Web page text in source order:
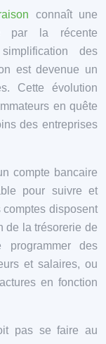
connaît une
par la récente
des
est devenue un
Cette évolution
en quête
des entreprises
compte bancaire
pour suivre et
disposent
de la trésorerie de
programmer des
et salaires, ou
en fonction
pas se faire au